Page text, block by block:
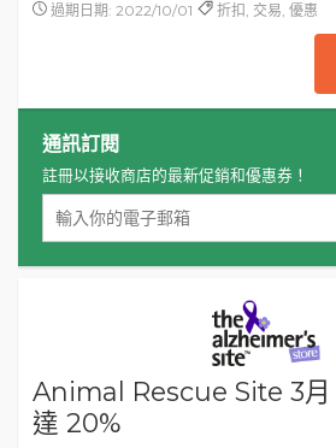
過期日期: 2022/10/01 折扣, 交易, 優惠
通訊訂閱
註冊以接收商店的最新促銷和優惠券！
Animal Rescue Site 3月
達 20%